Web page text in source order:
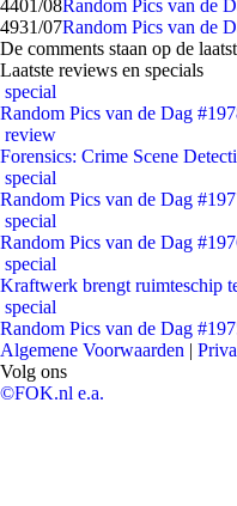
4401/08Random Pics van de
4931/07Random Pics van de
De comments staan op de
Laatste reviews en specials
special
Random Pics van de Dag
review
Forensics: Crime Scene
special
Random Pics van de Dag
special
Random Pics van de Dag
special
Kraftwerk brengt ruimteschip
special
Random Pics van de Dag
Algemene Voorwaarden |
Volg ons
©FOK.nl e.a.